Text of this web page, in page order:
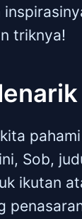
triknya!
Sob,
ikutan